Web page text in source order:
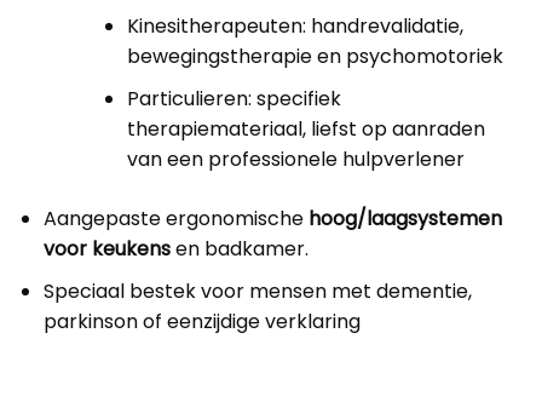
Kinesitherapeuten: handrevalidatie,
bewegingstherapie en psychomotoriek
Particulieren: specifiek
therapiemateriaal, liefst op aanraden
van een professionele hulpverlener
Aangepaste ergonomische hoog/laagsystemen
voor keukensen badkamer.
Speciaal bestek voor mensen met dementie,
parkinson of eenzijdige verklaring